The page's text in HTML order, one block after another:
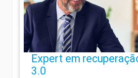
Expert em
3.0